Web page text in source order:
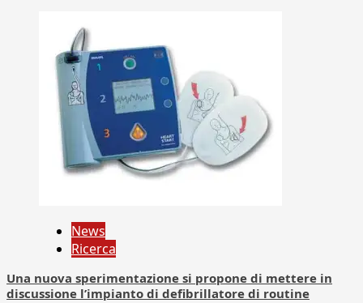
News
Ricerca
Una nuova sperimentazione si propone di mettere in
discussione l’impianto di defibrillatore di routine